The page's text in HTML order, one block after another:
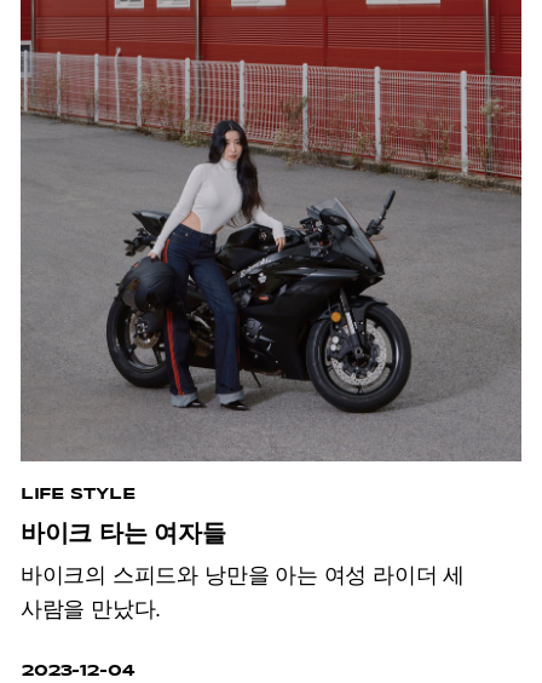
LIFE STYLE
바이크 타는 여자들
바이크의 스피드와 낭만을 아는 여성 라이더 세
사람을 만났다.
2023-12-04